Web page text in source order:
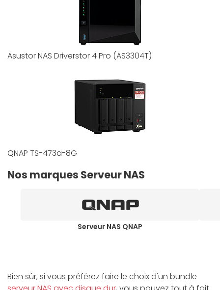
Asustor NAS Driverstor 4 Pro (AS3304T)
QNAP TS-473a-8G
Nos marques Serveur NAS
Serveur NAS QNAP
Bien sûr, si vous préférez faire le choix d'un bundle